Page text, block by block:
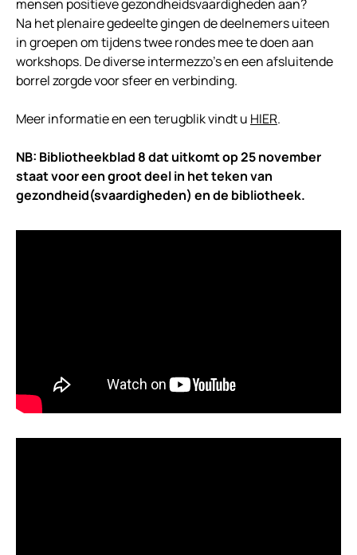
mensen positieve gezondheidsvaardigheden aan?
Na het plenaire gedeelte gingen de deelnemers uiteen
in groepen om tijdens twee rondes mee te doen aan
workshops. De diverse intermezzo’s en een afsluitende
borrel zorgde voor sfeer en verbinding.
Meer informatie en een terugblik vindt u HIER.
NB: Bibliotheekblad 8 dat uitkomt op 25 november
staat voor een groot deel in het teken van
gezondheid(svaardigheden) en de bibliotheek.